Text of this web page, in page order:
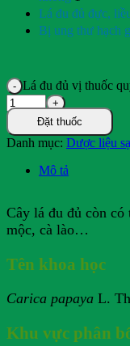
Lá đu đủ đực,
Bị ung thư hạch
Lá đu đủ vị thuốc
Đặt thuốc
Danh mục: Dược liệu
Mô tả
Cây lá đu đủ còn có
mộc, cà lào…
Tên khoa học
Carica papaya L.
Khu vực phân